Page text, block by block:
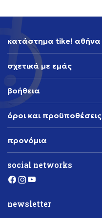
κατάστημα tike! αθήνα
σχετικά με εμάς
βοήθεια
όροι και προϋποθέσεις
προνόμια
social networks
newsletter